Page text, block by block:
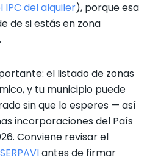
del alquiler), porque esa
de si estás en zona
el listado de zonas
y tu municipio puede
sin que lo esperes — así
incorporaciones del País
Conviene revisar el
antes de firmar